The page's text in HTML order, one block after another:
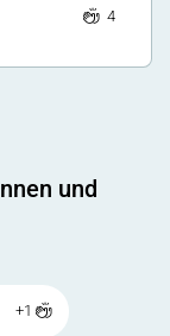
4
und
+1